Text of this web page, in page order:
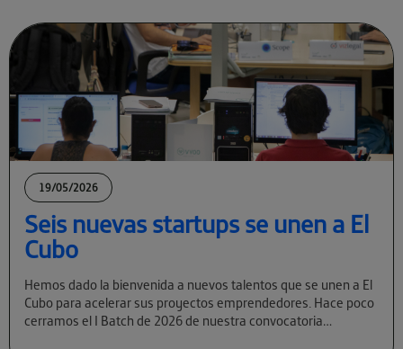
19/05/2026
Seis nuevas startups se unen a El
Cubo
Hemos dado la bienvenida a nuevos talentos que se unen a El
Cubo para acelerar sus proyectos emprendedores. Hace poco
cerramos el I Batch de 2026 de nuestra convocatoria